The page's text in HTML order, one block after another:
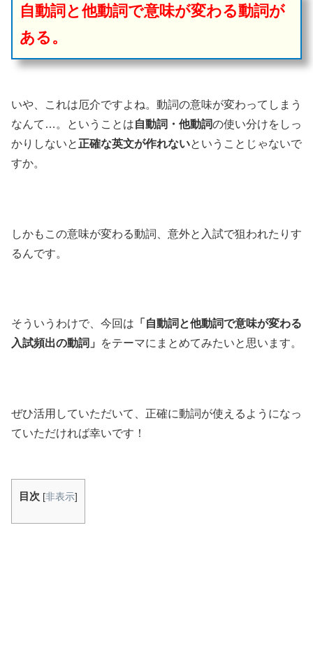
自動詞と他動詞で意味が変わる動詞が
ある。
いや、これは厄介ですよね。動詞の意味が変わってしまう
なんて…。ということは自動詞・他動詞の使い分けをしっ
かりしないと 正確な英文が作れないということじゃないで
すか。
しかもこの意味が変わる動詞、意外と入試で狙われたりす
るんです。
そういうわけで、今回は 「自動詞と他動詞で意味が変わる
入試頻出の動詞」
をテーマにまとめてみたいと思います。
ぜひ活用していただいて、正確に動詞が使えるようになっ
ていただければ幸いです！
目次 [非表示]